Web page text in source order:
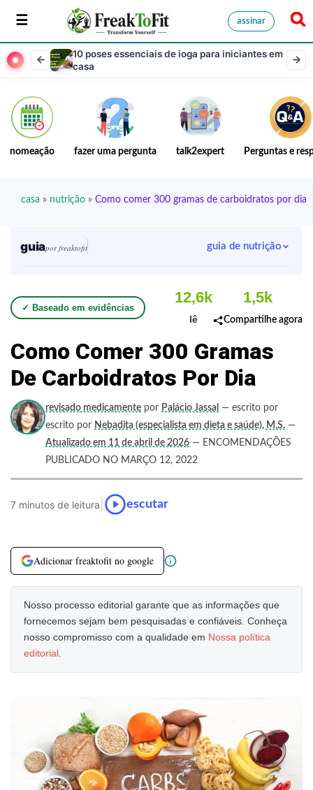
assinar
10 poses essenciais de ioga para iniciantes em
casa
nomeação fazer uma pergunta talk2expert Perguntas e
casa » nutrição » Como comer 300 gramas de carboidratos por dia
guiapor freaktofit guia de nutrição
✓ Baseado em evidências
12,6k
lê
1,5k
Compartilhe agora
Como Comer 300 Gramas
De Carboidratos Por Dia
revisado medicamente por Palácio Jassal — escrito por
escrito por Nebadita (especialista em dieta e saúde), M.S. —
Atualizado em 11 de abril de 2026 — ENCOMENDAÇÕES
PUBLICADO NO MARÇO 12, 2022
7 minutos de leitura escutar
Adicionar freaktofit no google
Nosso processo editorial garante que as informações que
fornecemos sejam bem pesquisadas e confiáveis. Conheça
nosso compromisso com a qualidade em Nossa política
editorial